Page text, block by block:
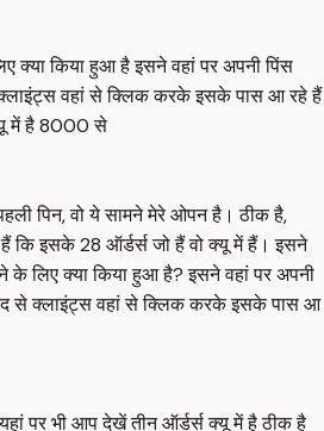
क्या किया हुआ है इसने वहां पर अपनी पिंस
वहां से क्लिक करके इसके पास आ रहे हैं
में है 8000 से
पिन, वो ये सामने मेरे ओपन है। ठीक है,
इसके 28 ऑर्डर्स जो हैं वो क्यू में हैं। इसने
के लिए क्या किया हुआ है? इसने वहां पर अपनी
से क्लाइंट्स वहां से क्लिक करके इसके पास आ
पर भी आप देखें तीन ऑर्डर्स क्यू में है ठीक है